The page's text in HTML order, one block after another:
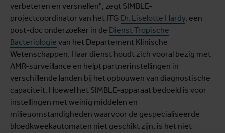
verbeteren en versnellen", zegt SIMBLE-
projectcoördinator van het ITG Dr. Liselotte Hardy, een
post-doc onderzoeker in de Dienst Tropische
Bacteriologie van het Departement Klinische
Wetenschappen. Haar dienst houdt zich vooral bezig met
AMR-surveillance en helpt partnerinstellingen in
verschillende landen bij het opbouwen van diagnostische
capaciteit. Hoewel het SIMBLE-apparaat bedoeld is voor
instellingen met weinig middelen en
milieuomstandigheden waarvoor de gespecialiseerde
bloedkweekautomaten niet geschikt zijn, is het niet